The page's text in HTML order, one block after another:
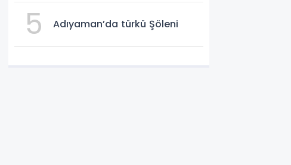
5 Adıyaman’da türkü Şöleni